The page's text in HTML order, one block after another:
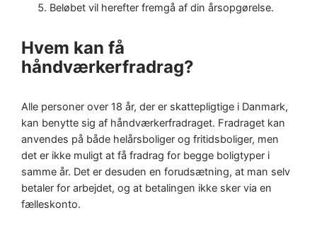
Beløbet vil herefter fremgå af din årsopgørelse.
Hvem kan få
håndværkerfradrag?
Alle personer over 18 år, der er skattepligtige i Danmark,
kan benytte sig af håndværkerfradraget. Fradraget kan
anvendes på både helårsboliger og fritidsboliger, men
det er ikke muligt at få fradrag for begge boligtyper i
samme år. Det er desuden en forudsætning, at man selv
betaler for arbejdet, og at betalingen ikke sker via en
fælleskonto.